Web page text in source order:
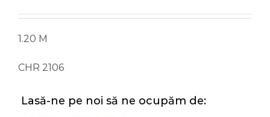
1.20 M
CHR 2106
Lasă-ne pe noi să ne ocupăm de: